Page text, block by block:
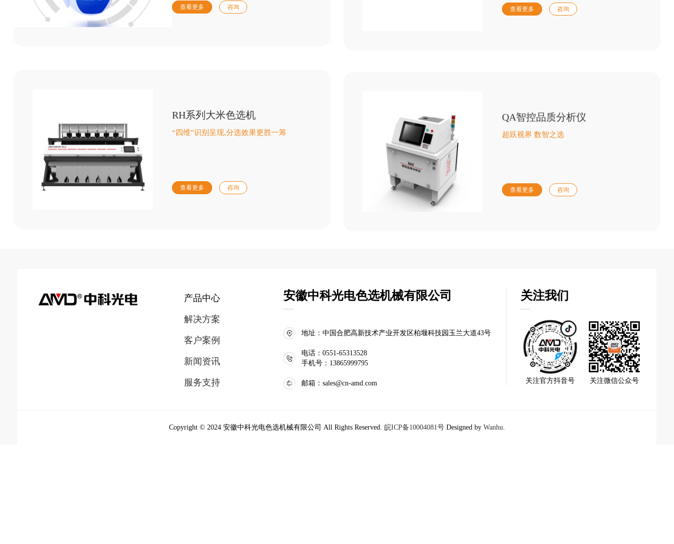
查看更多 咨询 查看更多 咨询
RH系列大米色选机
“四维”识别呈现,分选效果更胜一筹
查看更多 咨询
QA智控品质分析仪
超跃视界 数智之选
查看更多 咨询
产品中心
解决方案
客户案例
新闻资讯
服务支持
联系我们
安徽中科光电色选机械有限公司
地址：中国合肥高新技术产业开发区柏堰科技园玉兰大道43号
电话：0551-65313528
手机号：13865999795
邮箱：sales@cn-amd.com
关注我们
关注官方抖音号 关注微信公众号
Copyright © 2024 安徽中科光电色选机械有限公司 All Rights Reserved. 皖ICP备10004081号 Designed by Wanhu.